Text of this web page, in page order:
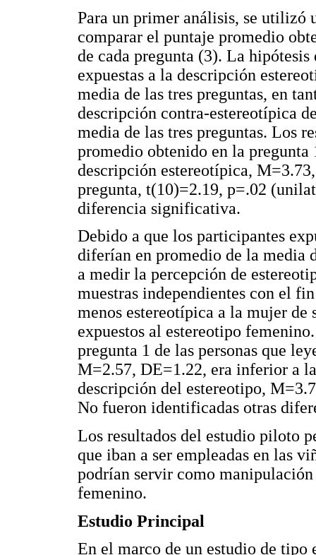
Para un primer análisis, se utilizó
comparar el puntaje promedio
de cada pregunta (3). La hipótesis
expuestas a la descripción
media de las tres preguntas, en
descripción contra-estereotípica
media de las tres preguntas. Los
promedio obtenido en la pregunta
descripción estereotípica,
pregunta, t(10)=2.19, p=.02
diferencia significativa.
Debido a que los participantes
diferían en promedio de la media
a medir la percepción de
muestras independientes con el
menos estereotípica a la mujer de
expuestos al estereotipo
pregunta 1 de las personas que
M=2.57, DE=1.22, era inferior a
descripción del estereotipo,
No fueron identificadas otras
Los resultados del estudio piloto
que iban a ser empleadas en las
podrían servir como
femenino.
Estudio Principal
En el marco de un estudio de tipo